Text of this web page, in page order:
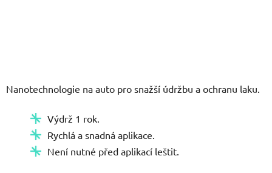
Nanotechnologie na auto pro snažší údržbu a ochranu laku.
Výdrž 1 rok.
Rychlá a snadná aplikace.
Není nutné před aplikací leštit.